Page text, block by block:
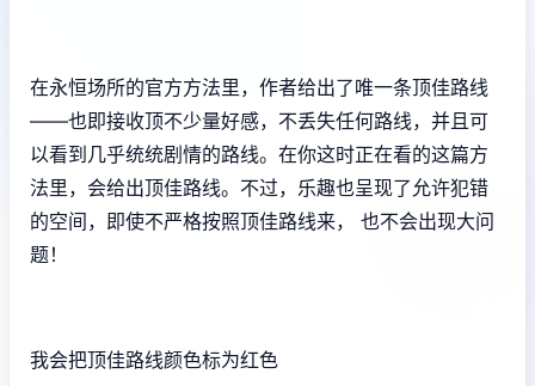
在永恒场所的官方方法里，作者给出了唯一条顶佳路线
——也即接收顶不少量好感，不丢失任何路线，并且可
以看到几乎统统剧情的路线。在你这时正在看的这篇方
法里，会给出顶佳路线。不过，乐趣也呈现了允许犯错
的空间，即使不严格按照顶佳路线来， 也不会出现大问
题！
我会把顶佳路线颜色标为红色